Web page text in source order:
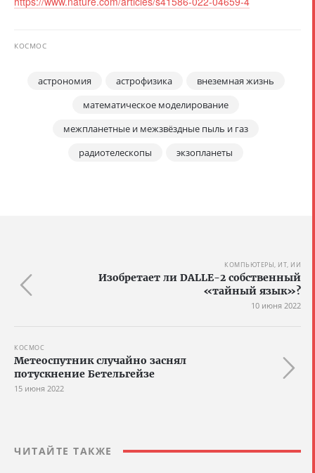
КОСМОС
астрономия астрофизика
внеземная жизнь
математическое моделирование
межпланетные и межзвёздные пыль и газ
радиотелескопы
экзопланеты
КОМПЬЮТЕРЫ, ИТ, ИИ
Изобретает ли DALLE-2 собственный
«тайный язык»?
10 июня 2022
КОСМОС
Метеоспутник случайно заснял
потускнение Бетельгейзе
15 июня 2022
ЧИТАЙТЕ ТАКЖЕ